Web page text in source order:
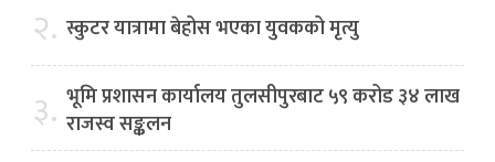
२. स्कुटर यात्रामा बेहोस भएका युवकको मृत्यु
३. भूमि प्रशासन कार्यालय तुलसीपुरबाट ५९ करोड ३४ लाख
राजस्व सङ्कलन